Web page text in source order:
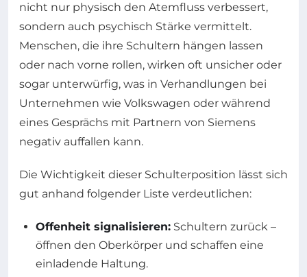
nicht nur physisch den Atemfluss verbessert,
sondern auch psychisch Stärke vermittelt.
Menschen, die ihre Schultern hängen lassen
oder nach vorne rollen, wirken oft unsicher oder
sogar unterwürfig, was in Verhandlungen bei
Unternehmen wie Volkswagen oder während
eines Gesprächs mit Partnern von Siemens
negativ auffallen kann.
Die Wichtigkeit dieser Schulterposition lässt sich
gut anhand folgender Liste verdeutlichen:
Offenheit signalisieren: Schultern zurück –
öffnen den Oberkörper und schaffen eine
einladende Haltung.